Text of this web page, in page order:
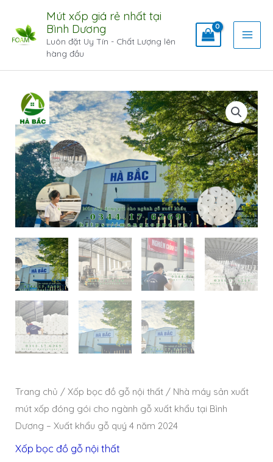
Mút xốp giá rẻ nhất tại
Bình Dương
Luôn đặt Uy Tín - Chất Lượng lên
hàng đầu
Trang chủ /Xốp bọc đồ gỗ nội thất / Nhà máy sản xuất
mút xốp đóng gói cho ngành gỗ xuất khẩu tại Bình
Dương – Xuất khẩu gỗ quý 4 năm 2024
Xốp bọc đồ gỗ nội thất